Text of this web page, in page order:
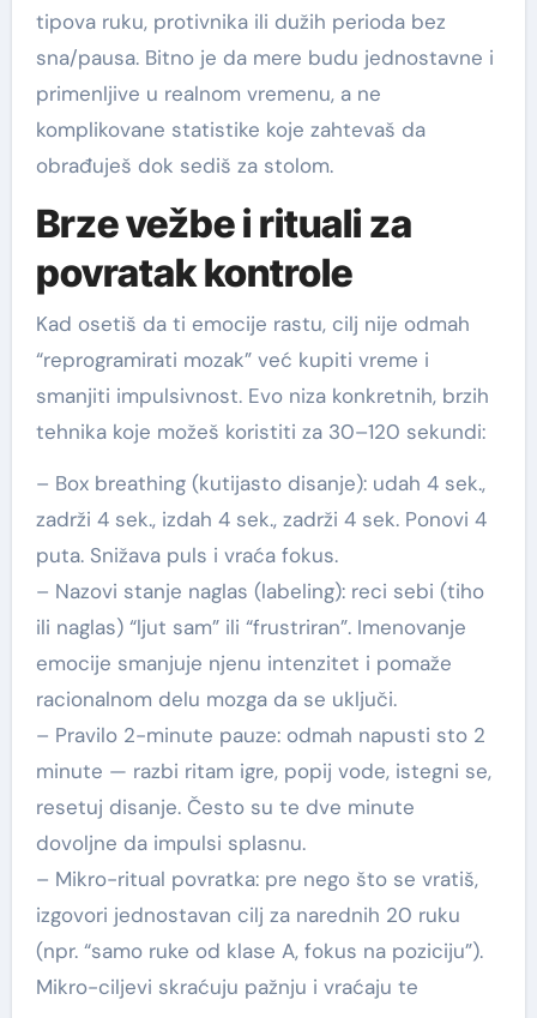
tipova ruku, protivnika ili dužih perioda bez
sna/pausa. Bitno je da mere budu jednostavne i
primenljive u realnom vremenu, a ne
komplikovane statistike koje zahtevaš da
obrađuješ dok sediš za stolom.
Brze vežbe i rituali za
povratak kontrole
Kad osetiš da ti emocije rastu, cilj nije odmah
“reprogramirati mozak” već kupiti vreme i
smanjiti impulsivnost. Evo niza konkretnih, brzih
tehnika koje možeš koristiti za 30–120 sekundi:
– Box breathing (kutijasto disanje): udah 4 sek.,
zadrži 4 sek., izdah 4 sek., zadrži 4 sek. Ponovi 4
puta. Snižava puls i vraća fokus.
– Nazovi stanje naglas (labeling): reci sebi (tiho
ili naglas) “ljut sam” ili “frustriran”. Imenovanje
emocije smanjuje njenu intenzitet i pomaže
racionalnom delu mozga da se uključi.
– Pravilo 2-minute pauze: odmah napusti sto 2
minute — razbi ritam igre, popij vode, istegni se,
resetuj disanje. Često su te dve minute
dovoljne da impulsi splasnu.
– Mikro-ritual povratka: pre nego što se vratiš,
izgovori jednostavan cilj za narednih 20 ruku
(npr. “samo ruke od klase A, fokus na poziciju”).
Mikro-ciljevi skraćuju pažnju i vraćaju te